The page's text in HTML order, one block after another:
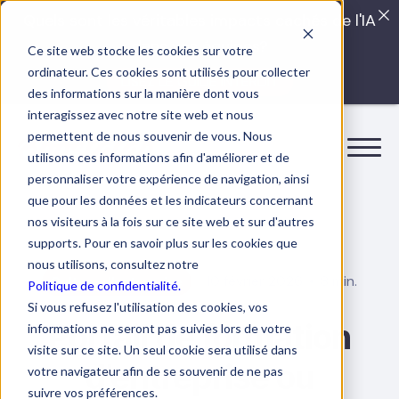
Ce site web stocke les cookies sur votre
ordinateur. Ces cookies sont utilisés pour collecter
des informations sur la manière dont vous
interagissez avec notre site web et nous
permettent de nous souvenir de vous. Nous
utilisons ces informations afin d'améliorer et de
personnaliser votre expérience de navigation, ainsi
que pour les données et les indicateurs concernant
nos visiteurs à la fois sur ce site web et sur d'autres
supports. Pour en savoir plus sur les cookies que
nous utilisons, consultez notre
Politique de confidentialité.
Si vous refusez l'utilisation des cookies, vos
informations ne seront pas suivies lors de votre
visite sur ce site. Un seul cookie sera utilisé dans
votre navigateur afin de se souvenir de ne pas
suivre vos préférences.
Culture d'entreprise 8 min.
Portail de formation
d’entreprise ou
Quels sont les véritables impacts cachés de l'IA
dans vos équipes?
LISEZ LE GUIDE INTERDIT